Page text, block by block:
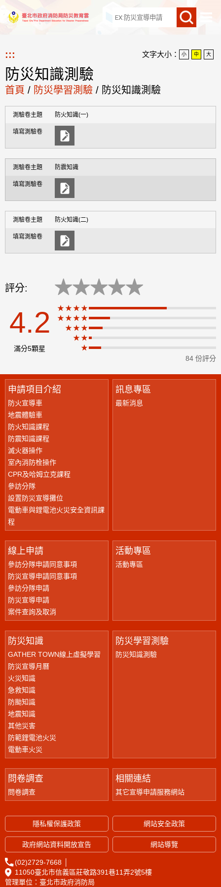
網站導覽
::: 文字大小： 小 中 大
防災知識測驗
首頁 / 防災學習測驗 / 防災知識測驗
防火知識(一)
防震知識
防火知識(二)
評分: ★★★★★
4.2
滿分5顆星
★★★★
★
★★★★
★★★
★★
★
84 份評分
申請項目介紹
防火宣導車
地震體驗車
防火知識課程
防震知識課程
滅火器操作
室內消防栓操作
CPR及哈姆立克課程
參訪分隊
設置防災宣導攤位
電動車與鋰電池火災安全資訊課
程
訊息專區
最新消息
線上申請
參訪分隊申請同意事項
防災宣導申請同意事項
參訪分隊申請
防災宣導申請
案件查詢及取消
活動專區
活動專區
防災知識
GATHER TOWN線上虛擬學習
防災宣導月曆
火災知識
急救知識
防颱知識
地震知識
其他災害
防範鋰電池火災
電動車火災
防災學習測驗
防災知識測驗
問卷調查
問卷調查
相關連結
其它宣導申請服務網站
隱私權保護政策 網站安全政策
政府網站資料開放宣告 網站導覽
(02)2729-7668
11050臺北市信義區莊敬路391巷11弄2號5樓
管理單位：臺北市政府消防局